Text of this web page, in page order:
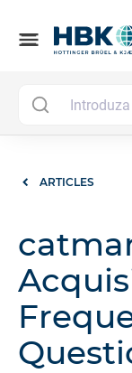
menu
ARTICLES